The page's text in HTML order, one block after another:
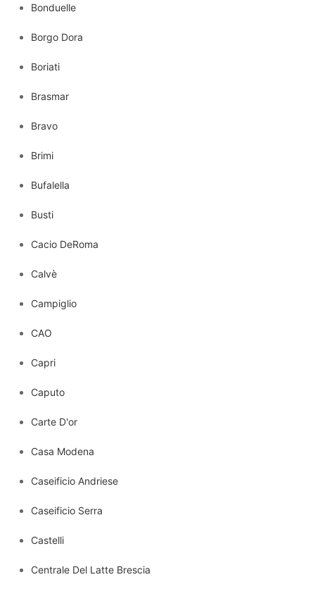
Bonduelle
Borgo Dora
Boriati
Brasmar
Bravo
Brimi
Bufalella
Busti
Cacio DeRoma
Calvè
Campiglio
CAO
Capri
Caputo
Carte D'or
Casa Modena
Caseificio Andriese
Caseificio Serra
Castelli
Centrale Del Latte Brescia